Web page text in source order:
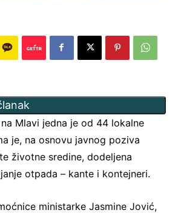
Mlavi jedna je od 44 lokalne
je, na osnovu javnog poziva
životne sredine, dodeljena
otpada – kante i kontejneri.
ministarke Jasmine Jović,